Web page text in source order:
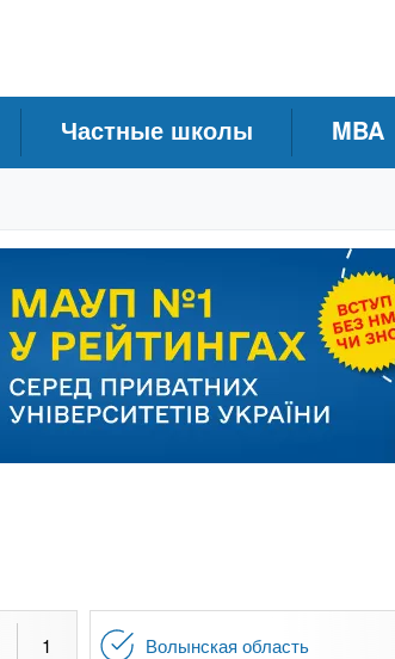
Частные школы MBA
1 Волынская область